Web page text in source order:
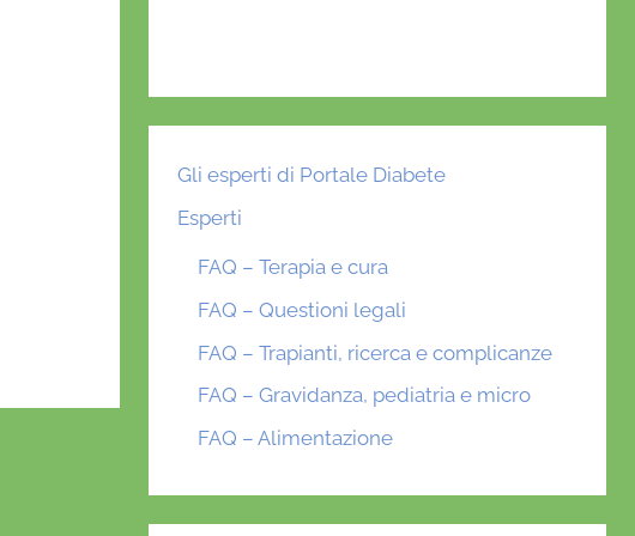
Gli esperti di Portale Diabete
Esperti
FAQ – Terapia e cura
FAQ – Questioni legali
FAQ – Trapianti, ricerca e complicanze
FAQ – Gravidanza, pediatria e micro
FAQ – Alimentazione